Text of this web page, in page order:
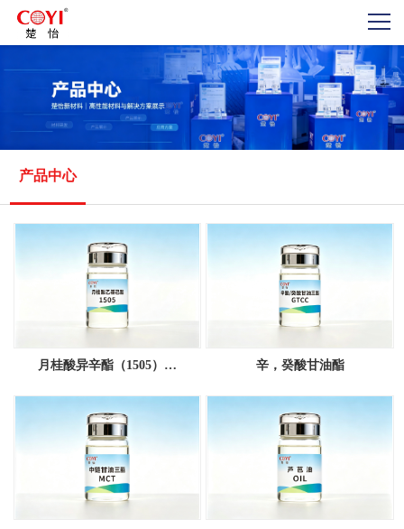
产品中心
产品中心
月桂酸异辛酯（1505）… 辛，癸酸甘油酯